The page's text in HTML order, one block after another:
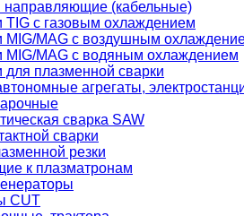
направляющие (кабельные)
TIG с газовым охлаждением
MIG/MAG с воздушным
MIG/MAG с водяным охлаждением
для плазменной сварки
агрегаты,
сварка SAW
сварки
резки
к плазматронам
CUT